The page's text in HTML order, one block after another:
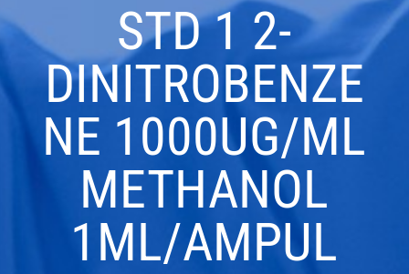
STD 1 2-
DINITROBENZE
NE 1000UG/ML
METHANOL
1ML/AMPUL